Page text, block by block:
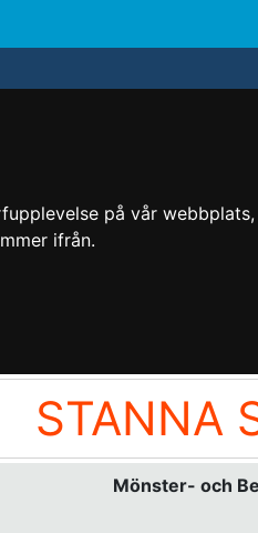
på vår
ifrån.
STANNA
Mönster- och